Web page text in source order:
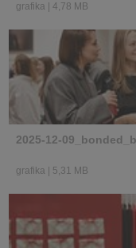
grafika 4,78 MB
2025-12-
grafika 5,31 MB